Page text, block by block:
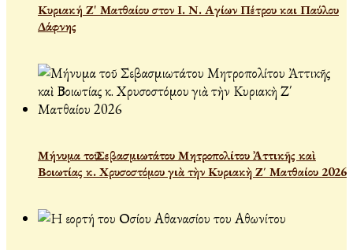
Κυριακή Ζ' Ματθαίου στον Ι. Ν. Αγίων Πέτρου και Παύλου
Δάφνης
Μήνυμα τοῦ Σεβασμιωτάτου Μητροπολίτου Ἀττικῆς καὶ
Βοιωτίας κ. Χρυσοστόμου γιὰ τὴν Κυριακὴ Ζ΄ Ματθαίου 2026